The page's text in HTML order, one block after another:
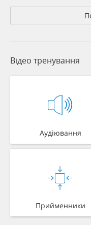
Відео тренування
Аудіювання
Прийменники